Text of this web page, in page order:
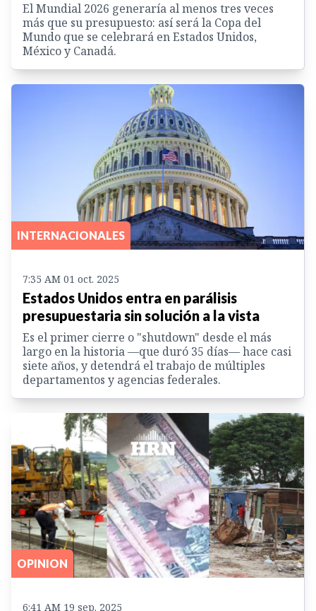
El Mundial 2026 generaría al menos tres veces
más que su presupuesto: así será la Copa del
Mundo que se celebrará en Estados Unidos,
México y Canadá.
INTERNACIONALES
7:35 AM 01 oct. 2025
Estados Unidos entra en parálisis
presupuestaria sin solución a la vista
Es el primer cierre o "shutdown" desde el más
largo en la historia —que duró 35 días— hace casi
siete años, y detendrá el trabajo de múltiples
departamentos y agencias federales.
OPINION
6:41 AM 19 sep. 2025